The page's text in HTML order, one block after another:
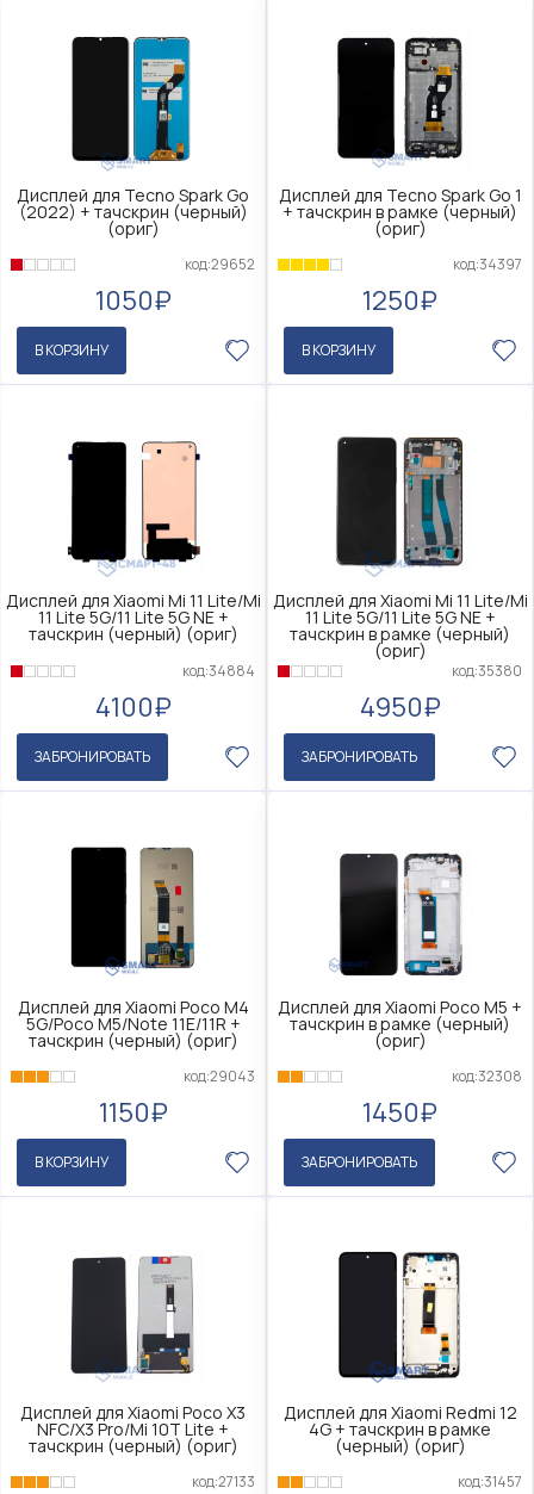
Дисплей для Tecno Spark Go
(2022) + тачскрин (черный)
(ориг)
код:29652
1050₽
В КОРЗИНУ
Дисплей для Tecno Spark Go 1
+ тачскрин в рамке (черный)
(ориг)
код:34397
1250₽
В КОРЗИНУ
Дисплей для Xiaomi Mi 11 Lite/Mi
11 Lite 5G/11 Lite 5G NE +
тачскрин (черный) (ориг)
код:34884
4100₽
ЗАБРОНИРОВАТЬ
Дисплей для Xiaomi Mi 11 Lite/Mi
11 Lite 5G/11 Lite 5G NE +
тачскрин в рамке (черный)
(ориг)
код:35380
4950₽
ЗАБРОНИРОВАТЬ
Дисплей для Xiaomi Poco M4
5G/Poco M5/Note 11E/11R +
тачскрин (черный) (ориг)
код:29043
1150₽
В КОРЗИНУ
Дисплей для Xiaomi Poco M5 +
тачскрин в рамке (черный)
(ориг)
код:32308
1450₽
ЗАБРОНИРОВАТЬ
Дисплей для Xiaomi Poco X3
NFC/X3 Pro/Mi 10T Lite +
тачскрин (черный) (ориг)
код:27133
Дисплей для Xiaomi Redmi 12
4G + тачскрин в рамке
(черный) (ориг)
код:31457